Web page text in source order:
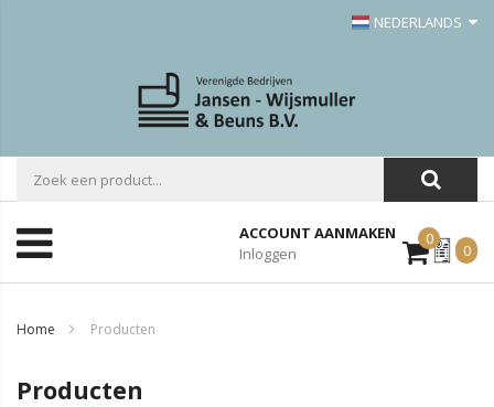
NEDERLANDS
ACCOUNT AANMAKEN
Inloggen
0Mijn
Offerte
0
Home Producten
Producten